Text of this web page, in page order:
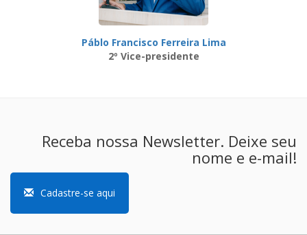
Páblo Francisco Ferreira Lima
2º Vice-presidente
Receba nossa Newsletter. Deixe seu
nome e e-mail!
Cadastre-se aqui